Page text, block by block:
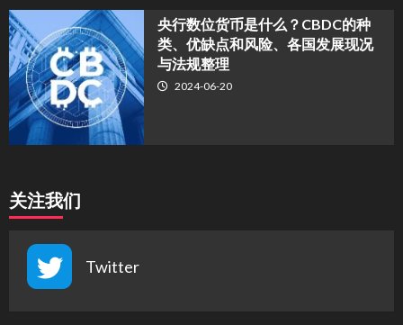
央行数位货币是什么？CBDC的种
类、优缺点和风险、各国发展现况
与法规整理
2024-06-20
关注我们
Twitter